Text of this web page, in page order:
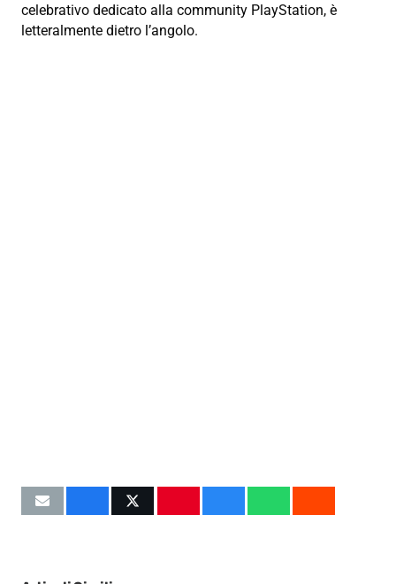
celebrativo dedicato alla community PlayStation, è
letteralmente dietro l’angolo.